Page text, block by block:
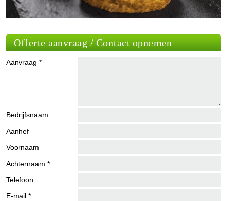
Offerte aanvraag / Contact opnemen
Aanvraag *
Bedrijfsnaam
Aanhef
Voornaam
Achternaam *
Telefoon
E-mail *